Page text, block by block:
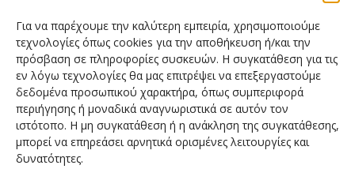
Για να παρέχουμε την καλύτερη εμπειρία, χρησιμοποιούμε
τεχνολογίες όπως cookies για την αποθήκευση ή/και την
πρόσβαση σε πληροφορίες συσκευών. Η συγκατάθεση για τις
εν λόγω τεχνολογίες θα μας επιτρέψει να επεξεργαστούμε
δεδομένα προσωπικού χαρακτήρα, όπως συμπεριφορά
περιήγησης ή μοναδικά αναγνωριστικά σε αυτόν τον
ιστότοπο. Η μη συγκατάθεση ή η ανάκληση της συγκατάθεσης,
μπορεί να επηρεάσει αρνητικά ορισμένες λειτουργίες και
δυνατότητες.
Διευθυντής Σύνταξης:Ευθυμιάτου Μαίρη
Domain:grillmagazine.gr
Δικαιούχος Domain:Θεόδωρος Δημητριάδης
Διευθυντής:Θεόδωρος Δημητριάδης
Διαχειριστής:Θεόδωρος Δημητριάδης
Δήλωση Συμμόρφωσης
Αριθμός Πιστοποίησης Μ.Η.Τ.: